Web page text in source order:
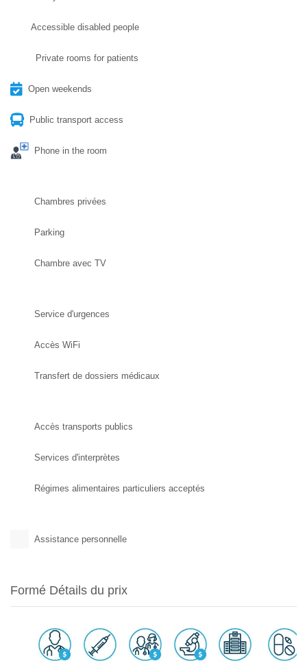
Accessible disabled people
Private rooms for patients
Open weekends
Public transport access
Phone in the room
Chambres privées
Parking
Chambre avec TV
Service d'urgences
Accès WiFi
Transfert de dossiers médicaux
Accès transports publics
Services d'interprètes
Régimes alimentaires particuliers acceptés
Assistance personnelle
Formé Détails du prix